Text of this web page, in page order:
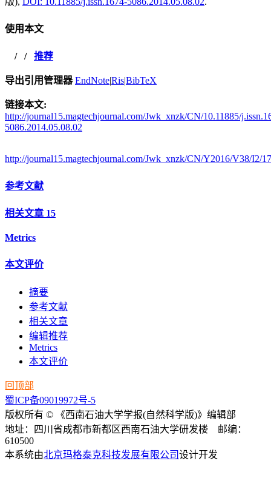
使用本文
/ / 推荐
导出引用管理器 EndNote|Ris|BibTeX
链接本文:
http://journal15.magtechjournal.com/Jwk_xnzk/CN/10.11885/
5086.2014.05.08.02
http://journal15.magtechjournal.com/Jwk_xnzk/CN/Y2016/V38/I2/
参考文献
相关文章 15
Metrics
本文评价
摘要
参考文献
相关文章
编辑推荐
Metrics
本文评价
回顶部
蜀ICP备09019972号-5
版权所有 © 《西南石油大学学报(自然科学版)》编辑部
地址：四川省成都市新都区西南石油大学研发楼 邮编：
610500
本系统由北京玛格泰克科技发展有限公司设计开发